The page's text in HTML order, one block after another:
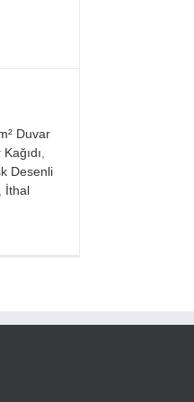
Duvar
Desenli
İthal